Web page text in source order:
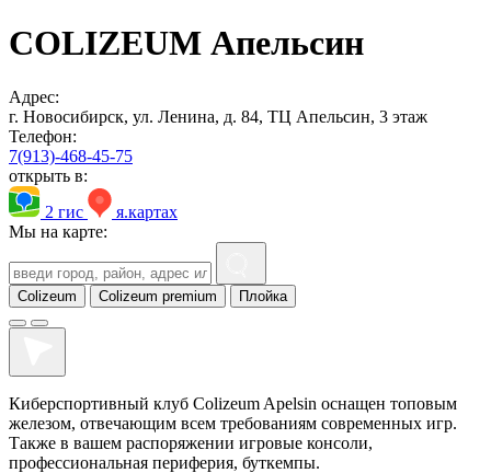
COLIZEUM Апельсин
Адрес:
г. Новосибирск, ул. Ленина, д. 84, ТЦ Апельсин, 3 этаж
Телефон:
7(913)-468-45-75
открыть в:
2 гис
я.картах
Мы на карте:
Colizeum Colizeum premium Плойка
Киберспортивный клуб Colizeum Apelsin оснащен топовым
железом, отвечающим всем требованиям современных игр.
Также в вашем распоряжении игровые консоли,
профессиональная периферия, буткемпы.